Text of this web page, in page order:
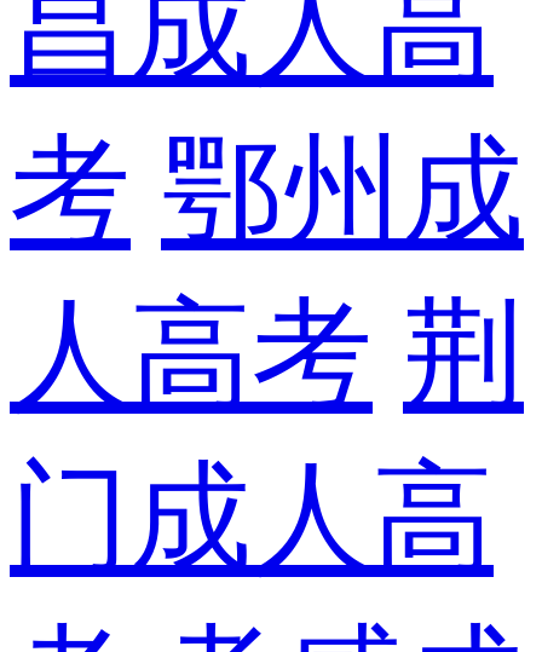
昌成人高
考 鄂州成
人高考 荆
门成人高